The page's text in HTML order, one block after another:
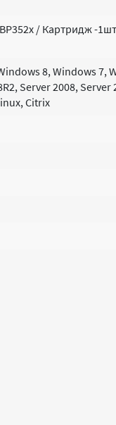
/ Картридж -
8, Windows 7,
Server 2008, Server
Citrix